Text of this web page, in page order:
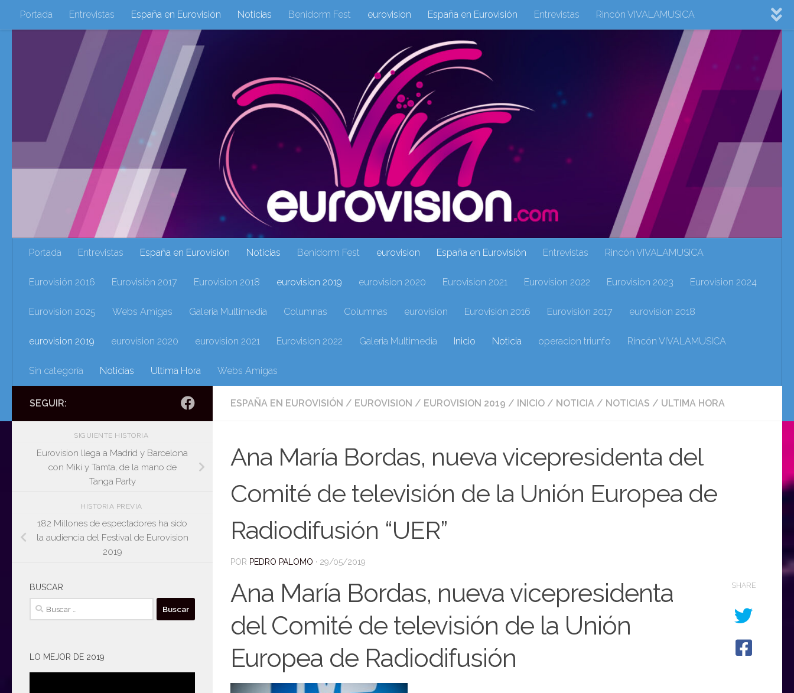
Saltar al contenido
Portada Entrevistas España en Eurovisión Noticias Benidorm Fest eurovision España en Eurovisión Entrevistas Rincón VIVALAMUSICA
Eurovisión 2016 Eurovisión 2017 Eurovision 2018 eurovision 2020 Eurovision 2021 Eurovision 2024
Eurovision 2025 Webs Amigas Galeria Multimedia Columnas Columnas eurovision Eurovisión 2016 eurovision 2018 eurovision 2019
eurovision 2020 eurovision 2021 Eurovision 2022 Galeria Multimedia Inicio Noticia operacion triunfo Rincón VIVALAMUSICA Sin categoría Noticias
Ultima Hora Webs Amigas
Portada Entrevistas España en Eurovisión Noticias Benidorm Fest eurovision España en Eurovisión Entrevistas Rincón VIVALAMUSICA
Eurovisión 2016 Eurovisión 2017 Eurovision 2018 eurovision 2019 eurovision 2020 Eurovision 2021 Eurovision 2022 Eurovision 2023 Eurovision 2024
Eurovision 2025 Webs Amigas Galeria Multimedia Columnas Columnas eurovision Eurovisión 2016 Eurovisión 2017 eurovision 2018
eurovision 2019 eurovision 2020 eurovision 2021 Eurovision 2022 Galeria Multimedia Inicio Noticia operacion triunfo Rincón VIVALAMUSICA
Sin categoría Noticias Ultima Hora Webs Amigas
ESPAÑA EN EUROVISIÓN / EUROVISION / EUROVISION 2019 / INICIO / NOTICIA / NOTICIAS / ULTIMA HORA
Ana María Bordas, nueva vicepresidenta del
Comité de televisión de la Unión Europea de
Radiodifusión “UER”
POR PEDRO PALOMO · 29/05/2019
Ana María Bordas, nueva vicepresidenta
del Comité de televisión de la Unión
Europea de Radiodifusión
SHARE
SEGUIR:
SIGUIENTE HISTORIA
Eurovision llega a Madrid y Barcelona
con Miki y Tamta, de la mano de
Tanga Party
HISTORIA PREVIA
182 Millones de espectadores ha sido
la audiencia del Festival de Eurovision
2019
BUSCAR
Buscar:
LO MEJOR DE 2019